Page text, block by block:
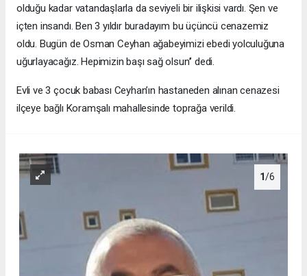
olduğu kadar vatandaşlarla da seviyeli bir ilişkisi vardı. Şen ve
içten insandı. Ben 3 yıldır buradayım bu üçüncü cenazemiz
oldu. Bugün de Osman Ceyhan ağabeyimizi ebedi yolculuğuna
uğurlayacağız. Hepimizin başı sağ olsun’’ dedi.
Evli ve 3 çocuk babası Ceyhan’ın hastaneden alınan cenazesi
ilçeye bağlı Koramşalı mahallesinde toprağa verildi.
1/6